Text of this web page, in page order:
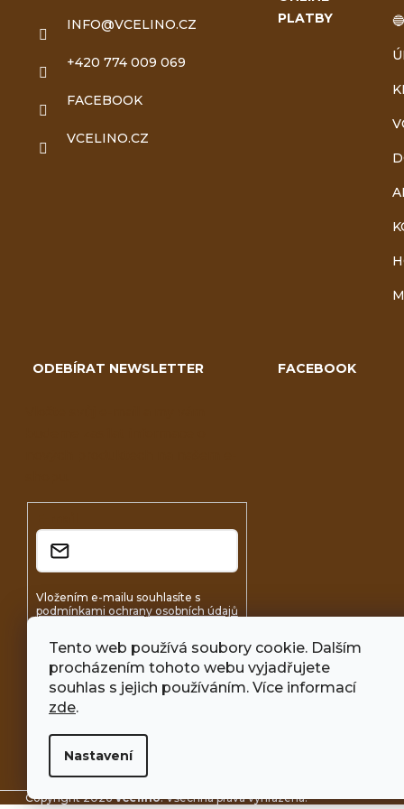
Tento web používá soubory cookie. Dalším
procházením tohoto webu vyjadřujete
souhlas s jejich používáním. Více informací
zde.
Nastavení
INFO@VCELINO.CZ
+420 774 009 069
FACEBOOK
VCELINO.CZ
PLATBY
ODEBÍRAT NEWSLETTER
Vložením e-mailu souhlasíte s
podmínkami ochrany osobních údajů
Přihlásit se
FACEBOOK
Copyright 2026Včelíno. Všechna práva vyhrazena.Upravit